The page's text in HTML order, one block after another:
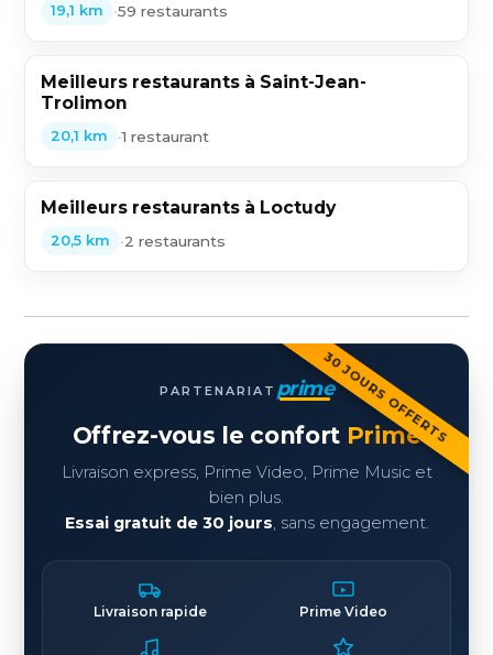
19,1 km •59 restaurants
Meilleurs restaurants à Saint-Jean-
Trolimon
20,1 km •1 restaurant
Meilleurs restaurants à Loctudy
20,5 km •2 restaurants
30 JOURS OFFERTS
PARTENARIAT prime
Offrez-vous le confort Prime
Livraison express, Prime Video, Prime Music et
bien plus.
Essai gratuit de 30 jours, sans engagement.
Livraison rapide Prime Video